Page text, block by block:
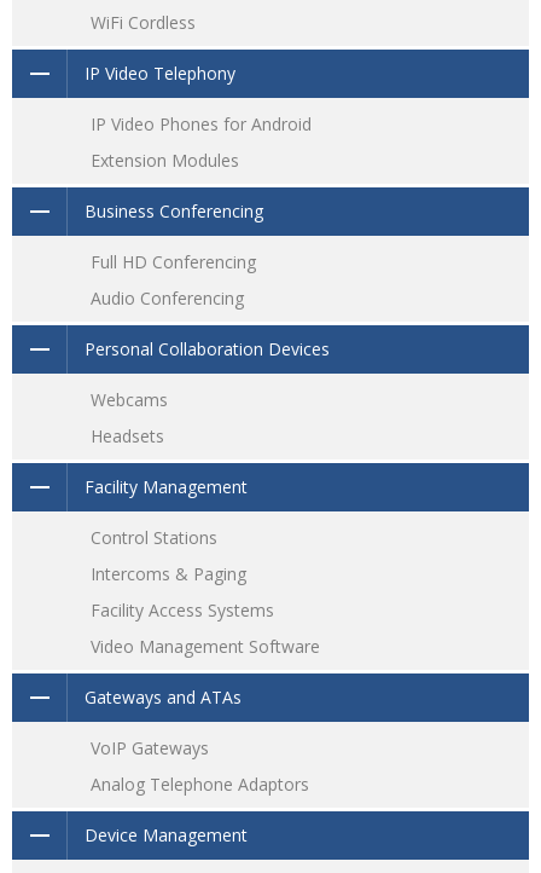
WiFi Cordless
IP Video Telephony
IP Video Phones for Android
Extension Modules
Business Conferencing
Full HD Conferencing
Audio Conferencing
Personal Collaboration Devices
Webcams
Headsets
Facility Management
Control Stations
Intercoms & Paging
Facility Access Systems
Video Management Software
Gateways and ATAs
VoIP Gateways
Analog Telephone Adaptors
Device Management